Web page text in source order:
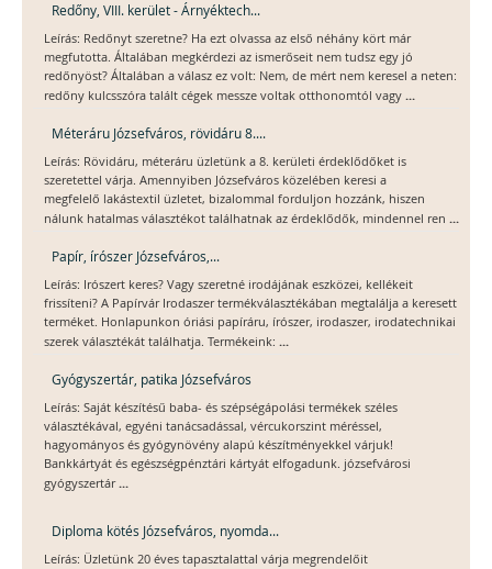
Redőny, VIII. kerület - Árnyéktech...
Leírás: Redőnyt szeretne? Ha ezt olvassa az első néhány kört már
megfutotta. Általában megkérdezi az ismerőseit nem tudsz egy jó
redőnyöst? Általában a válasz ez volt: Nem, de mért nem keresel a neten:
redőny kulcsszóra talált cégek messze voltak otthonomtól vagy ...
Méteráru Józsefváros, rövidáru 8....
Leírás: Rövidáru, méteráru üzletünk a 8. kerületi érdeklődőket is
szeretettel várja. Amennyiben Józsefváros közelében keresi a
megfelelő lakástextil üzletet, bizalommal forduljon hozzánk, hiszen
nálunk hatalmas választékot találhatnak az érdeklődők, mindennel ren ...
Papír, írószer Józsefváros,...
Leírás: Irószert keres? Vagy szeretné irodájának eszközei, kellékeit
frissíteni? A Papírvár Irodaszer termékválasztékában megtalálja a keresett
terméket. Honlapunkon óriási papíráru, írószer, irodaszer, irodatechnikai
szerek választékát találhatja. Termékeink: ...
Gyógyszertár, patika Józsefváros
Leírás: Saját készítésű baba- és szépségápolási termékek széles
választékával, egyéni tanácsadással, vércukorszint méréssel,
hagyományos és gyógynövény alapú készítményekkel várjuk!
Bankkártyát és egészségpénztári kártyát elfogadunk. józsefvárosi
gyógyszertár...
Diploma kötés Józsefváros, nyomda...
Leírás: Üzletünk 20 éves tapasztalattal várja megrendelőit